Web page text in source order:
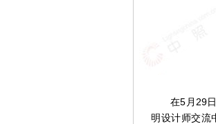
在5月29日
明设计师交流